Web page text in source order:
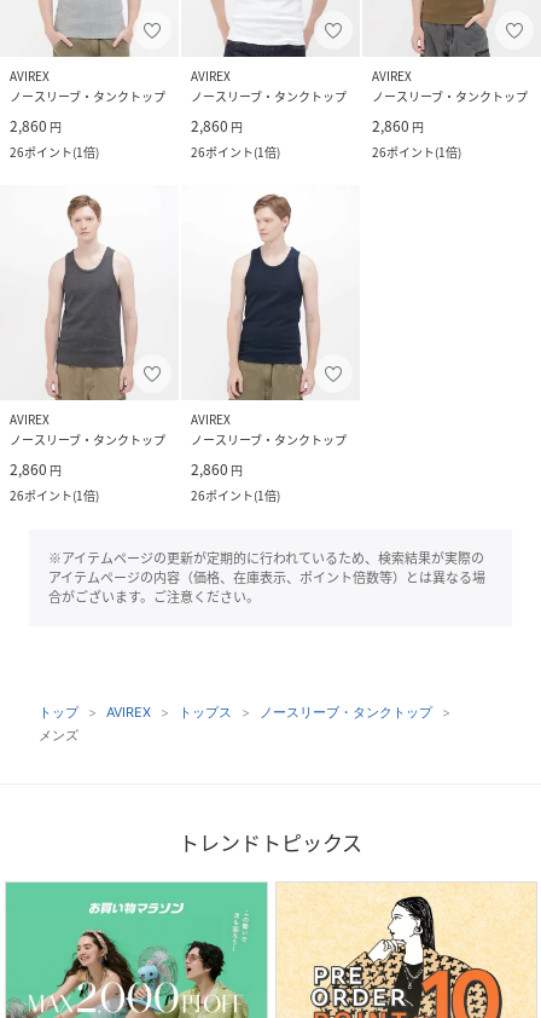
AVIREX
ノースリーブ・タンクトップ
2,860 円
26ポイント(1倍)
AVIREX
ノースリーブ・タンクトップ
2,860 円
26ポイント(1倍)
AVIREX
ノースリーブ・タンクトップ
2,860 円
26ポイント(1倍)
AVIREX
ノースリーブ・タンクトップ
2,860 円
26ポイント(1倍)
AVIREX
ノースリーブ・タンクトップ
2,860 円
26ポイント(1倍)
※アイテムページの更新が定期的に行われているため、検索結果が実際の
アイテムページの内容（価格、在庫表示、ポイント倍数等）とは異なる場
合がございます。ご注意ください。
トップ AVIREX トップス
ノースリーブ・タンクトップ
メンズ
トレンドトピックス